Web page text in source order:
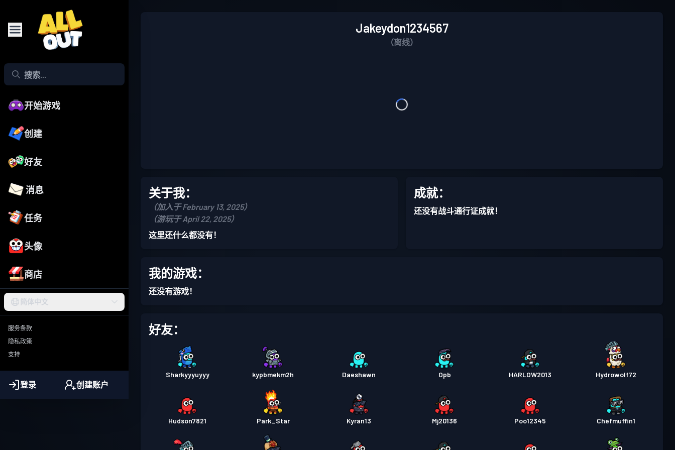
开始游戏
创建
好友
消息
任务
头像
商店
简体中文
服务条款
隐私政策
支持
登录 创建账户
Jakeydon1234567
（离线）
关于我：
（加入于 February 13, 2025）
（游玩于 April 22, 2025）
这里还什么都没有！
成就：
还没有战斗通行证成就！
我的游戏：
还没有游戏！
好友：
Sharkyyyuyyy kypbmekm2h Daeshawn Opb HARLOW2013 Hydrowolf72
Hudson7821 Park_Star Kyran13 Mj20136 Poo12345 Chefmuffin1